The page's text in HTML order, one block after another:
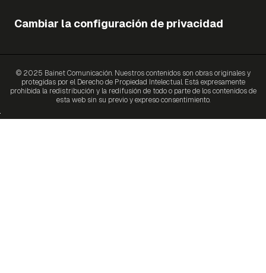
Cambiar la configuración de privacidad
© 2025 Bainet Comunicación. Nuestros contenidos son obras originales y
protegidas por el Derecho de Propiedad Intelectual. Está expresamente
prohibida la redistribución y la redifusión de todo o parte de los contenidos de
esta web sin su previo y expreso consentimiento.